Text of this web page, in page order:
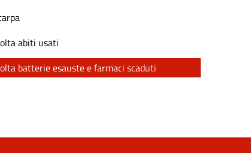
abiti usati
batterie esauste e farmaci scaduti